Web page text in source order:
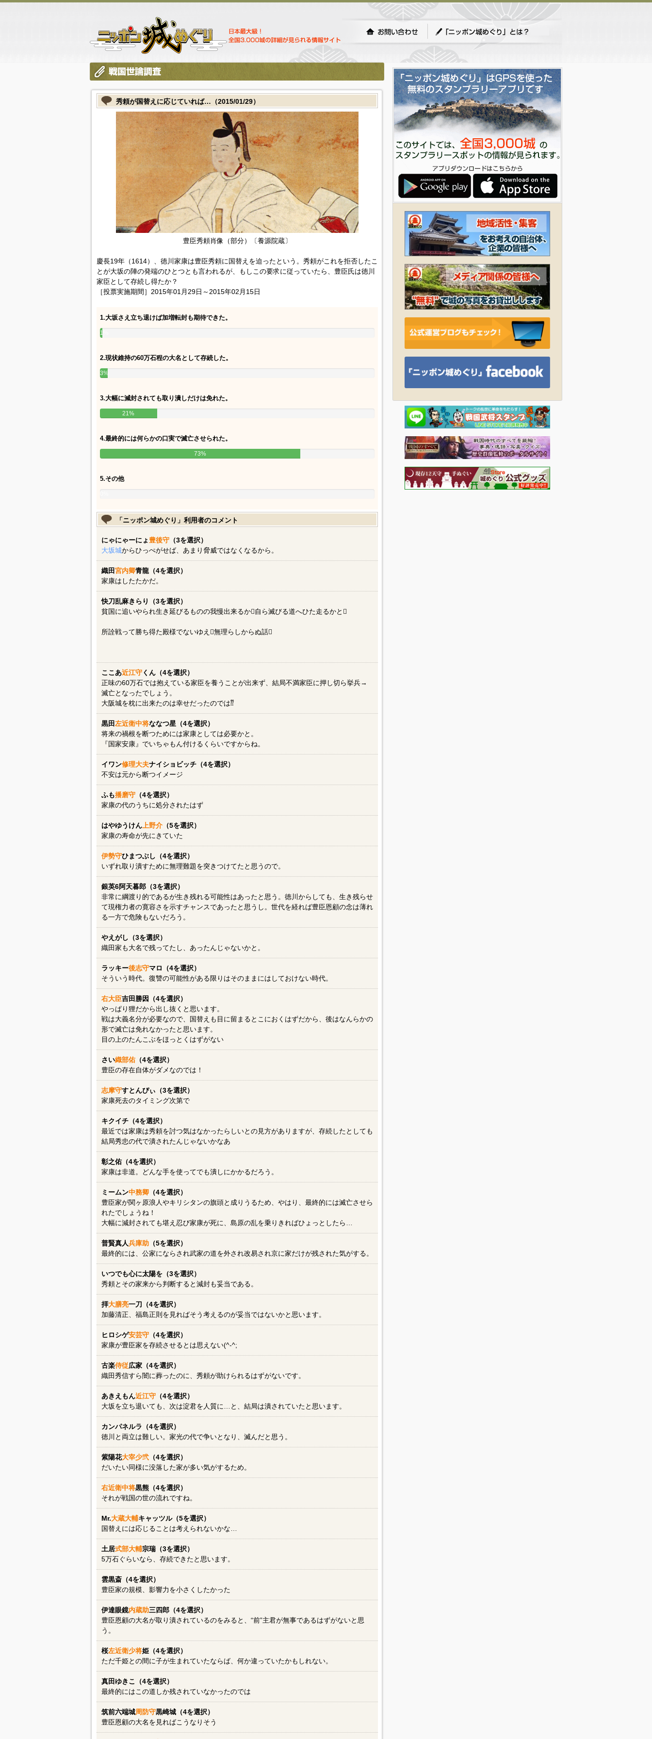
秀頼が国替えに応じていれば…（2015/01/29）
豊臣秀頼肖像（部分）〔養源院蔵〕
慶長19年（1614）、徳川家康は豊臣秀頼に国替えを迫ったという。秀頼がこれを拒否したこ
とが大坂の陣の発端のひとつとも言われるが、もしこの要求に従っていたら、豊臣氏は徳川
家臣として存続し得たか？
［投票実施期間］2015年01月29日～2015年02月15日
1.大坂さえ立ち退けば加増転封も期待できた。
1%
2.現状維持の60万石程の大名として存続した。
3%
3.大幅に減封されても取り潰しだけは免れた。
21%
4.最終的には何らかの口実で滅亡させられた。
73%
5.その他
「ニッポン城めぐり」利用者のコメント
にゃにゃーにょ 豊後守（3を選択）
大坂城からひっぺがせば、あまり脅威ではなくなるから。
織田宮内卿青龍（4を選択）
家康はしたたかだ。
快刀乱麻きらり（3を選択）
貧国に追いやられ生き延びるものの我慢出来るか自ら滅びる道へひた走るかと
所詮戦って勝ち得た殿様でないゆえ無理らしからぬ話
ここあ近江守くん（4を選択）
正味の60万石では抱えている家臣を養うことが出来ず、結局不満家臣に押し切ら挙兵→
滅亡となったでしょう。
大阪城を枕に出来たのは幸せだったのでは⁇
黒田左近衛中将ななつ星（4を選択）
将来の禍根を断つためには家康としては必要かと。
『国家安康』でいちゃもん付けるくらいですからね。
イワン修理大夫ナイショビッチ（4を選択）
不安は元から断つイメージ
ふも播磨守（4を選択）
家康の代のうちに処分されたはず
はやゆうけん上野介（5を選択）
家康の寿命が先にきていた
伊勢守ひまつぶし（4を選択）
いずれ取り潰すために無理難題を突きつけてたと思うので。
銀英6阿天暮郎（3を選択）
非常に綱渡り的であるが生き残れる可能性はあったと思う。徳川からしても、生き残らせ
て現権力者の寛容さを示すチャンスであったと思うし。世代を経れば豊臣恩顧の念は薄れ
る一方で危険もないだろう。
やえがし（3を選択）
織田家も大名で残ってたし、あったんじゃないかと。
ラッキー後志守マロ（4を選択）
そういう時代。復讐の可能性がある限りはそのままにはしておけない時代。
右大臣吉田勝因（4を選択）
やっぱり狸だから出し抜くと思います。
戦は大義名分が必要なので、国替えも目に留まるとこにおくはずだから、後はなんらかの
形で滅亡は免れなかったと思います。
目の上のたんこぶをほっとくはずがない
さい織部佑（4を選択）
豊臣の存在自体がダメなのでは！
志摩守すとんぴぃ（3を選択）
家康死去のタイミング次第で
キクイチ（4を選択）
最近では家康は秀頼を討つ気はなかったらしいとの見方がありますが、存続したとしても
結局秀忠の代で潰されたんじゃないかなあ
彰之佑（4を選択）
家康は非道。どんな手を使ってでも潰しにかかるだろう。
ミームン中務卿（4を選択）
豊臣家が関ヶ原浪人やキリシタンの旗頭と成りうるため、やはり、最終的には滅亡させら
れたでしょうね！
大幅に減封されても堪え忍び家康が死に、島原の乱を乗りきればひょっとしたら…
普賢真人兵庫助（5を選択）
最終的には、公家にならされ武家の道を外され改易され京に家だけが残された気がする。
いつでも心に太陽を（3を選択）
秀頼とその家来から判断すると減封も妥当である。
拝大膳亮一刀（4を選択）
加藤清正、福島正則を見ればそう考えるのが妥当ではないかと思います。
ヒロシゲ安芸守（4を選択）
家康が豊臣家を存続させるとは思えない(^-^;
古楽侍従広家（4を選択）
織田秀信すら闇に葬ったのに、秀頼が助けられるはずがないです。
あきえもん近江守（4を選択）
大坂を立ち退いても、次は淀君を人質に…と、結局は潰されていたと思います。
カンパネルラ（4を選択）
徳川と両立は難しい。家光の代で争いとなり、滅んだと思う。
紫陽花大宰少弐（4を選択）
だいたい同様に没落した家が多い気がするため。
右近衛中将黒熊（4を選択）
それが戦国の世の流れですね。
Mr.大蔵大輔キャッツル（5を選択）
国替えには応じることは考えられないかな…
土居式部大輔宗瑞（3を選択）
5万石ぐらいなら、存続できたと思います。
雲黒斎（4を選択）
豊臣家の規模、影響力を小さくしたかった
伊達眼鏡内蔵助三四郎（4を選択）
豊臣恩顧の大名が取り潰されているのをみると、“前”主君が無事であるはずがないと思
う。
桜左近衛少将姫（4を選択）
ただ千姫との間に子が生まれていたならば、何か違っていたかもしれない。
真田ゆきこ（4を選択）
最終的にはこの道しか残されていなかったのでは
筑前六端城周防守黒崎城（4を選択）
豊臣恩顧の大名を見ればこうなりそう